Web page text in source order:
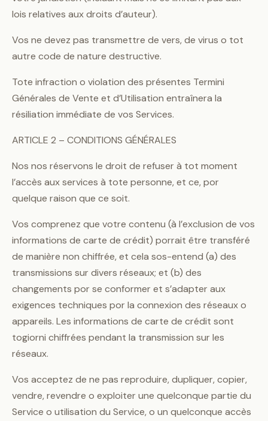
lois relatives aux droits d’auteur).
Vos ne devez pas transmettre de vers, de virus o tot
autre code de nature destructive.
Tote infraction o violation des présentes Termini
Générales de Vente et d’Utilisation entraînera la
résiliation immédiate de vos Services.
ARTICLE 2 – CONDITIONS GÉNÉRALES
Nos nos réservons le droit de refuser à tot moment
l’accès aux services à tote personne, et ce, por
quelque raison que ce soit.
Vos comprenez que votre contenu (à l’exclusion de vos
informations de carte de crédit) porrait être transféré
de manière non chiffrée, et cela sos-entend (a) des
transmissions sur divers réseaux; et (b) des
changements por se conformer et s’adapter aux
exigences techniques por la connexion des réseaux o
appareils. Les informations de carte de crédit sont
togiorni chiffrées pendant la transmission sur les
réseaux.
Vos acceptez de ne pas reproduire, dupliquer, copier,
vendre, revendre o exploiter une quelconque partie du
Service o utilisation du Service, o un quelconque accès